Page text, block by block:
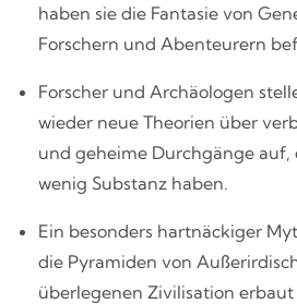
haben sie die Fantasie von
Forschern und Abenteurern
Forscher und Archäologen
wieder neue Theorien über
und geheime Durchgänge
wenig Substanz haben.
Ein besonders hartnäckiger
die Pyramiden von
überlegenen Zivilisation erbaut